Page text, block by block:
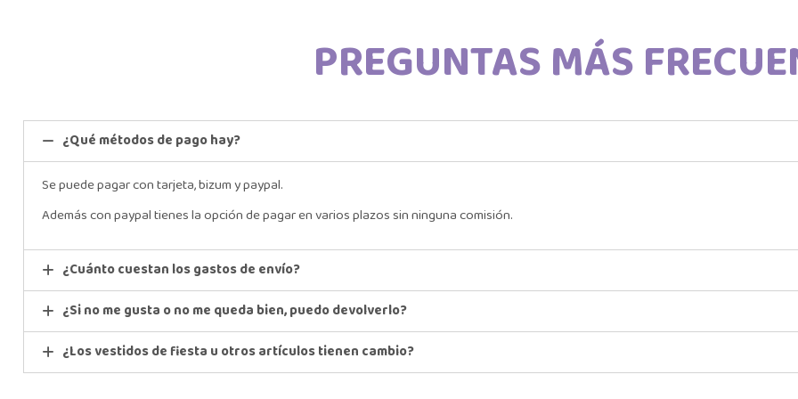
PREGUNTAS MÁS
¿Qué métodos de pago hay?
Se puede pagar con tarjeta, bizum y paypal.
Además con paypal tienes la opción de pagar en varios plazos sin ninguna comisión.
¿Cuánto cuestan los gastos de envío?
¿Si no me gusta o no me queda bien, puedo devolverlo?
¿Los vestidos de fiesta u otros artículos tienen cambio?